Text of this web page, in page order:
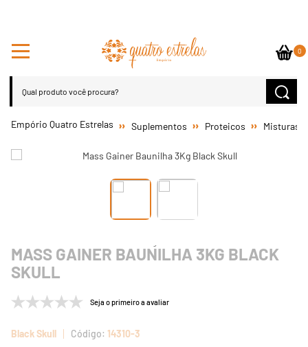
0
Suplementos Proteicos Misturas
MASS GAINER BAUNILHA 3KG BLACK
SKULL
Seja o primeiro a avaliar
Black Skull 14310-3